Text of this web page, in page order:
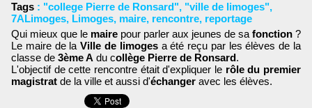
Tags : "college Pierre de Ronsard", "ville de limoges",
7ALimoges, Limoges, maire, rencontre, reportage
Qui mieux que le maire pour parler aux jeunes de sa fonction ?
Le maire de laVille de limogesa été reçu par les élèves de la
classe de 3ème A du collège Pierre de Ronsard.
L'objectif de cette rencontre était d'expliquer le rôle du premier
magistrat de la ville et aussi d'échanger avec les élèves.